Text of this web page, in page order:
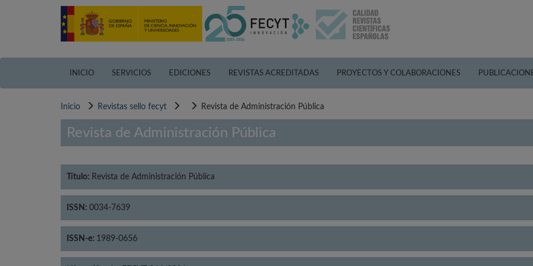
INICIO SERVICIOS EDICIONES REVISTAS ACREDITADAS PROYECTOS Y COLABORACIONES
Inicio Revistas sello fecyt Revista de Administración Pública
Revista de Administración Pública
Título: Revista de Administración Pública
ISSN: 0034-7639
ISSN-e: 1989-0656